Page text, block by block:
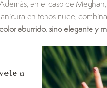
en el caso de
en tonos nude,
aburrido, sino elegante y
a